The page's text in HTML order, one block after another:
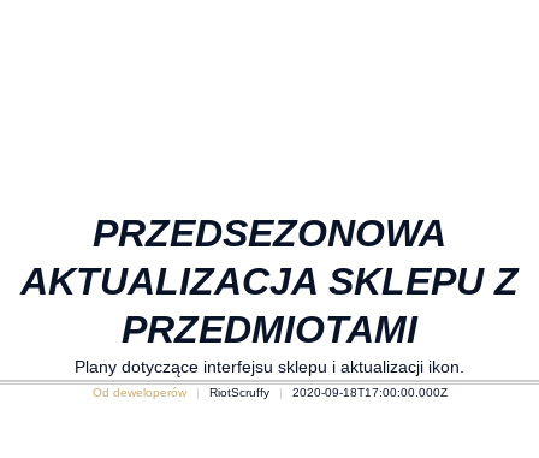
PRZEDSEZONOWA
AKTUALIZACJA SKLEPU Z
PRZEDMIOTAMI
Plany dotyczące interfejsu sklepu i aktualizacji ikon.
Od deweloperów RiotScruffy 2020-09-18T17:00:00.000Z